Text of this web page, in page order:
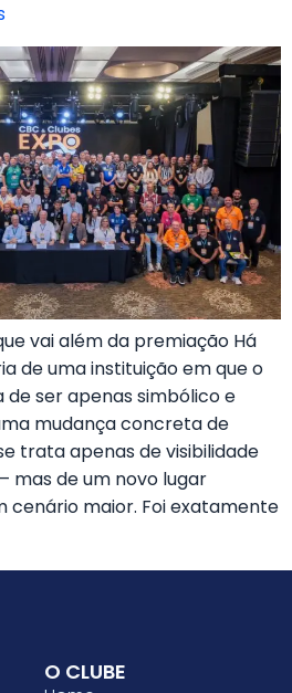
vai além da premiação Há
de uma instituição em que o
ser apenas simbólico e
mudança concreta de
trata apenas de visibilidade
mas de um novo lugar
cenário maior. Foi exatamente
O CLUBE